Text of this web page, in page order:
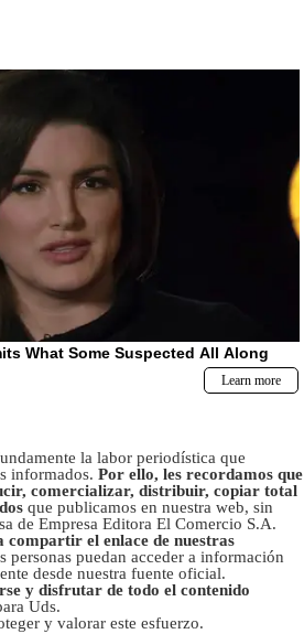
la labor periodística que
informados. Por ello, les recordamos que
comercializar, distribuir, copiar total
que publicamos en nuestra web, sin
de Empresa Editora El Comercio S.A.
compartir el enlace de nuestras
personas puedan acceder a información
desde nuestra fuente oficial.
y disfrutar de todo el contenido
Uds.
y valorar este esfuerzo.